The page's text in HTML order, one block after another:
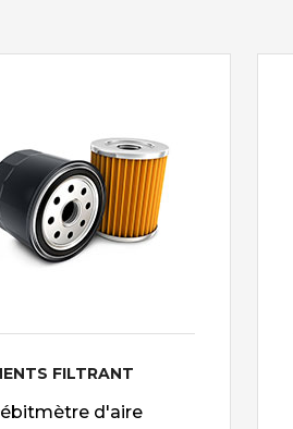
FILTRANT
d'aire